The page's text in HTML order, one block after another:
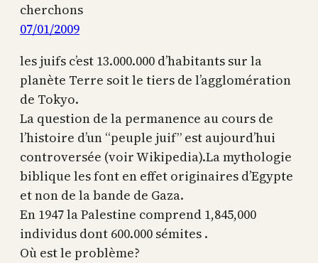
cherchons
07/01/2009
les juifs c’est 13.000.000 d’habitants sur la
planète Terre soit le tiers de l’agglomération
de Tokyo.
La question de la permanence au cours de
l’histoire d’un “peuple juif” est aujourd’hui
controversée (voir Wikipedia).La mythologie
biblique les font en effet originaires d’Egypte
et non de la bande de Gaza.
En 1947 la Palestine comprend 1,845,000
individus dont 600.000 sémites .
Où est le problème?